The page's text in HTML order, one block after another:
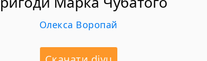
Олекса Воропай